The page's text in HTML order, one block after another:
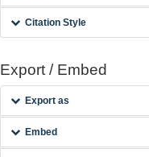
Citation Style
Export / Embed
Export as
Embed